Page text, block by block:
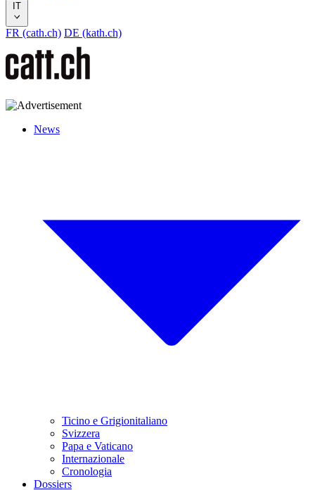
IT
FR (cath.ch) DE (kath.ch)
News
Ticino e Grigionitaliano
Svizzera
Papa e Vaticano
Internazionale
Cronologia
Dossiers